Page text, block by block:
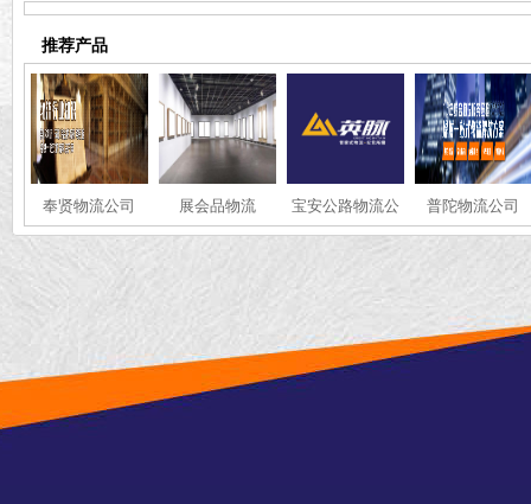
推荐产品
奉贤物流公司 展会品物流
宝安公路物流公
司
普陀物流公司